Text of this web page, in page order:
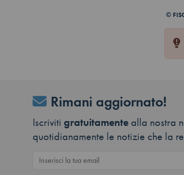
©
Rimani aggiornato!
Iscriviti gratuitamente alla nostra
quotidianamente le notizie che la